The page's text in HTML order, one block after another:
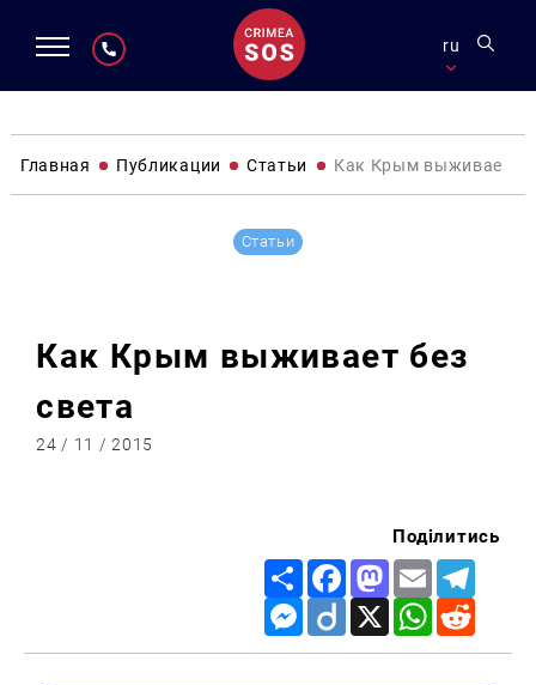
ru
Главная Публикации Статьи Как Крым выживает
Статьи
Как Крым выживает без
света
24 / 11 / 2015
Поділитись
Share FacebookMastodon
Email
Messenger
Diigo X WhatsApp